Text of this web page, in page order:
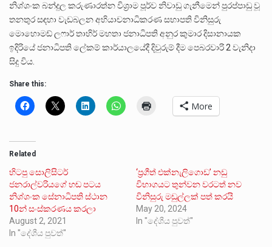
නිශ්ශංක බන්දුල කරුණාරත්න විශ්‍රාම පූර්ව නිවාඩු ගැනීමෙන් පුරප්පාඩු වූ
තනතුර සඳහා වැඩබලන අභියාචනාධිකරණ සභාපති විනිසුරු
මොහොමඩ් ලෆාර් තාහිර් මහතා ජනාධිපති අනුර කුමාර දිසානායක
ඉදිරියේ ජනාධිපති ලේකම් කාර්යාලයේදී දිවුරුම් දීම පෙබරවාරි 2 වැනිදා
සිදු විය.
Share this:
More
Related
හිටපු සොලිසිටර්
ජනරාල්වරියගේ හඬ පටය
නිශ්ශංක සේනාධිපති ස්ථාන
10න් සංස්කරණය කරලා
August 2, 2021
In "දේශීය පුවත්"
‘ප්‍රගීත් එක්නැලිගොඩ’ නඩු
විභාගයට තුන්වන වරටත් නව
විනිසුරු මඩුල්ලක් පත් කරයි
May 20, 2024
In "දේශීය පුවත්"